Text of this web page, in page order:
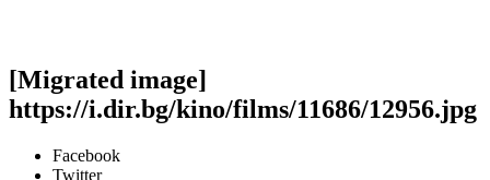
[Migrated image]
https://i.dir.bg/kino/films/11686/12956.jpg
Facebook
Twitter